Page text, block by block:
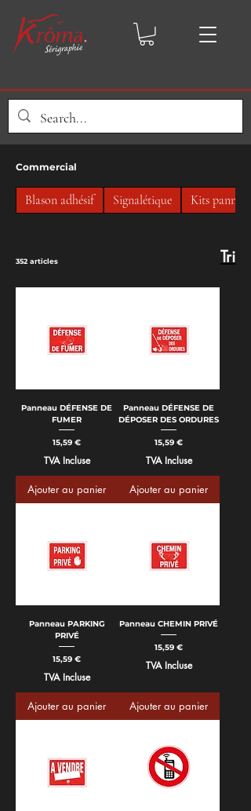
Commercial
Blason adhésif Signalétique Kits panneaux
352 articles Tri
Panneau DÉFENSE DE
FUMER
Prix
15,59 €
TVA Incluse
Ajouter au panier
Panneau DÉFENSE DE
DÉPOSER DES ORDURES
Prix
15,59 €
TVA Incluse
Ajouter au panier
Panneau PARKING
PRIVÉ
Prix
15,59 €
TVA Incluse
Ajouter au panier
Panneau CHEMIN PRIVÉ
Prix
15,59 €
TVA Incluse
Ajouter au panier